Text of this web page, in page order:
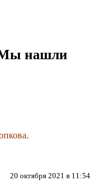
нашли
20 октября 2021 в 11:54